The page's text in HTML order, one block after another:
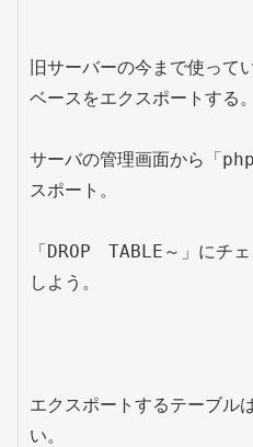
旧サーバーの今まで使って
ベースをエクスポートする。
サーバの管理画面から「
スポート。
「DROP　TABLE～」にチ
しよう。
エクスポートするテーブル
い。